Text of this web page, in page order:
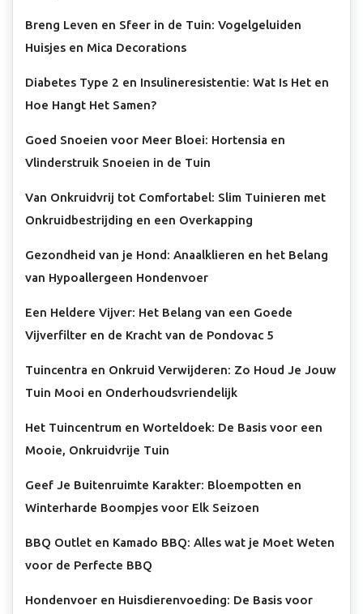
Breng Leven en Sfeer in de Tuin: Vogelgeluiden
Huisjes en Mica Decorations
Diabetes Type 2 en Insulineresistentie: Wat Is Het en
Hoe Hangt Het Samen?
Goed Snoeien voor Meer Bloei: Hortensia en
Vlinderstruik Snoeien in de Tuin
Van Onkruidvrij tot Comfortabel: Slim Tuinieren met
Onkruidbestrijding en een Overkapping
Gezondheid van je Hond: Anaalklieren en het Belang
van Hypoallergeen Hondenvoer
Een Heldere Vijver: Het Belang van een Goede
Vijverfilter en de Kracht van de Pondovac 5
Tuincentra en Onkruid Verwijderen: Zo Houd Je Jouw
Tuin Mooi en Onderhoudsvriendelijk
Het Tuincentrum en Worteldoek: De Basis voor een
Mooie, Onkruidvrije Tuin
Geef Je Buitenruimte Karakter: Bloempotten en
Winterharde Boompjes voor Elk Seizoen
BBQ Outlet en Kamado BBQ: Alles wat je Moet Weten
voor de Perfecte BBQ
Hondenvoer en Huisdierenvoeding: De Basis voor